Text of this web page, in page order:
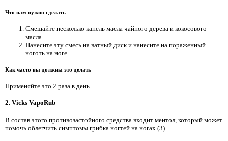
Что вам нужно сделать
Смешайте несколько капель масла чайного дерева и кокосового
масла .
Нанесите эту смесь на ватный диск и нанесите на пораженный
ноготь на ноге.
Как часто вы должны это делать
Применяйте это 2 раза в день.
2. Vicks VapoRub
В состав этого противозастойного средства входит ментол, который может
помочь облегчить симптомы грибка ногтей на ногах (3).